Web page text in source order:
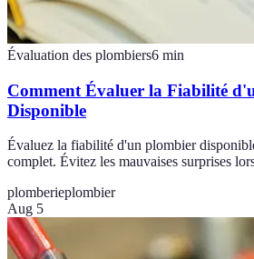
Évaluation des plombiers6 min
Comment Évaluer la Fiabilité
Disponible
Évaluez la fiabilité d'un plombier
complet. Évitez les mauvaises surprises
plomberieplombier
Aug 5